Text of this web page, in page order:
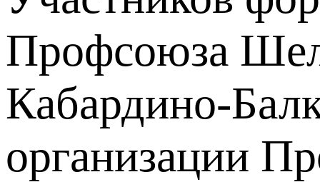
Профсоюза
Кабардино-
организации